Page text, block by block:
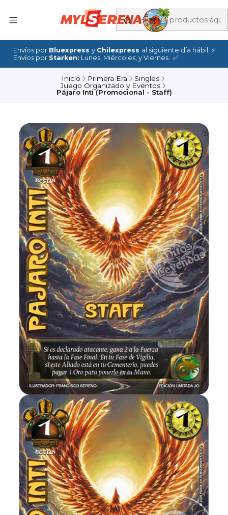
Envíos por Bluexpress y Chilexpress al siguiente día hábil. ⚡
Envíos por Starken: Lunes, Miércoles, y Viernes. ✅
Inicio Primera Era
Singles
Juego Organizado y Eventos
Pájaro Inti (Promocional - Staff)